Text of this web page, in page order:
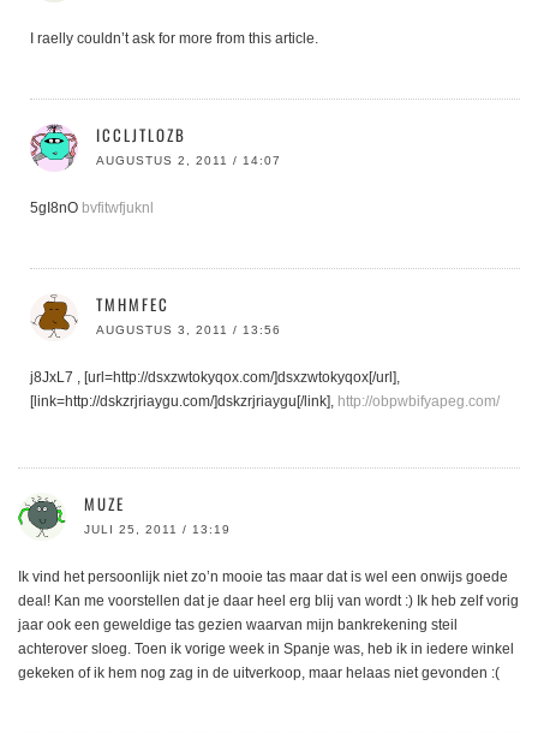
I raelly couldn’t ask for more from this article.
ICCLJTLOZB
AUGUSTUS 2, 2011 / 14:07
5gI8nO bvfitwfjuknl
TMHMFEC
AUGUSTUS 3, 2011 / 13:56
j8JxL7 , [url=http://dsxzwtokyqox.com/]dsxzwtokyqox[/url],
[link=http://dskzrjriaygu.com/]dskzrjriaygu[/link], http://obpwbifyapeg.com/
MUZE
JULI 25, 2011 / 13:19
Ik vind het persoonlijk niet zo’n mooie tas maar dat is wel een onwijs goede
deal! Kan me voorstellen dat je daar heel erg blij van wordt :) Ik heb zelf vorig
jaar ook een geweldige tas gezien waarvan mijn bankrekening steil
achterover sloeg. Toen ik vorige week in Spanje was, heb ik in iedere winkel
gekeken of ik hem nog zag in de uitverkoop, maar helaas niet gevonden :(